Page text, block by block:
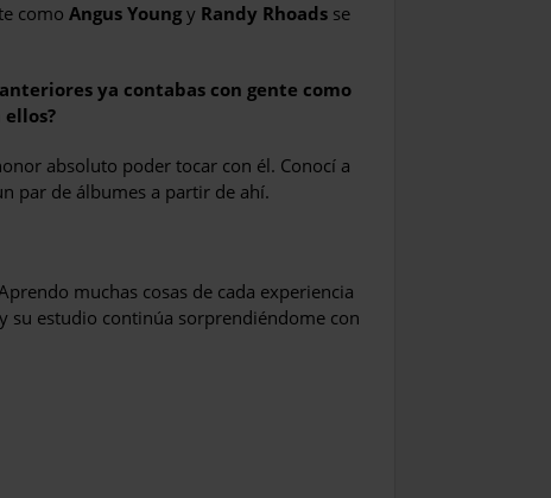
como Angus Young y Randy Rhoads se
ya contabas con gente como
ellos?
absoluto poder tocar con él. Conocí a
par de álbumes a partir de ahí.
muchas cosas de cada experiencia
su estudio continúa sorprendiéndome con